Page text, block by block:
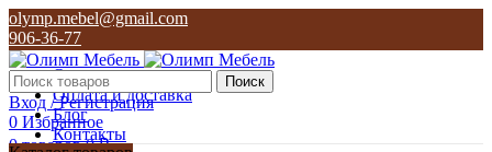
olymp.mebel@gmail.com
906-36-77
О нас
Оплата и доставка
Блог
Контакты
Поиск
Вход / Регистрация
0 Избранное
0товаров 0₽